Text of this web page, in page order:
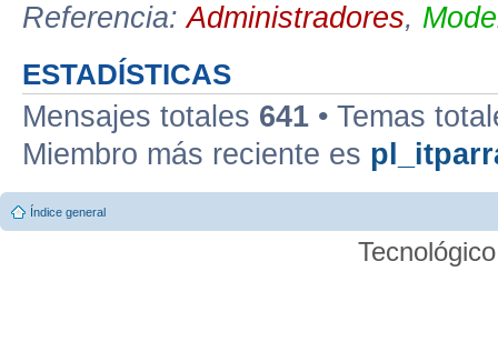
Referencia:Administradores,
ESTADÍSTICAS
Mensajes totales 641 • Temas
Miembro más reciente es
Índice general